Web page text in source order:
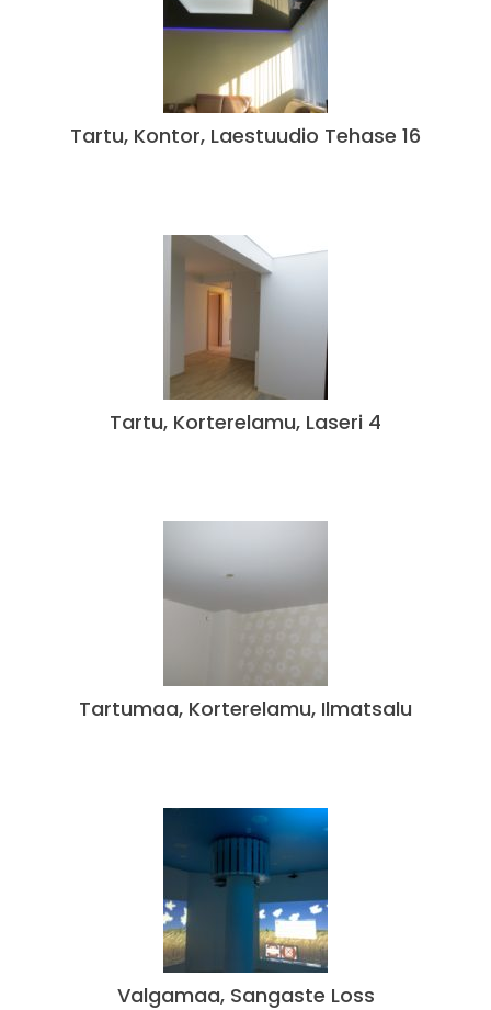
Tartu, Kontor, Laestuudio Tehase 16
Tartu, Korterelamu, Laseri 4
Tartumaa, Korterelamu, Ilmatsalu
Valgamaa, Sangaste Loss